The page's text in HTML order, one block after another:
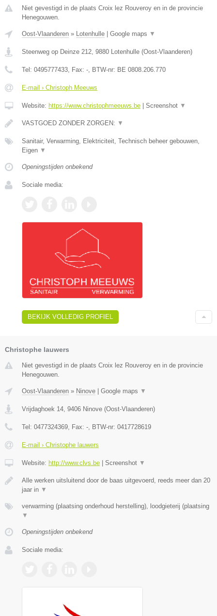
Niet gevestigd in de plaats Croix lez Rouveroy en in de provincie
Henegouwen.
Oost-Vlaanderen » Lotenhulle | Google maps ▼
Steenweg op Deinze 212 9880 Lotenhulle (Oost-Vlaanderen)
Tel: 0495777433 , Fax: - , BTW-nr: BE 0808.206.770
E-mail › Christoph Meeuws
Website: https://www.christophmeeuws.be | Screenshot ▼
VASTGOED ZONDER ZORGEN: ▼
Sanitair, Verwarming, Elektriciteit, Technisch beheer gebouwen,
Eigen ▼
Openingstijden onbekend
Sociale media:
BEKIJK VOLLEDIG PROFIEL
Christophe lauwers
Niet gevestigd in de plaats Croix lez Rouveroy en in de provincie
Henegouwen.
Oost-Vlaanderen » Ninove Google maps ▼
Vrijdaghoek 14, 9406 Ninove (Oost-Vlaanderen)
Tel: 0477324369, Fax: -, BTW-nr: 0417728619
E-mail › Christophe lauwers
Website: http://www.clvs.be Screenshot ▼
Alle werken uitsluitend door de baas uitgevoerd, reeds meer dan 20
jaar in ▼
verwarming (plaatsing onderhoud herstelling), loodgieterij (plaatsing
▼
Openingstijden onbekend
Sociale media: